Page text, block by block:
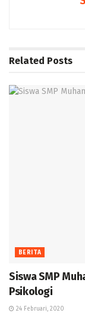
Related Posts
BERITA
Siswa SMP
Psikologi
24 Februari, 2020